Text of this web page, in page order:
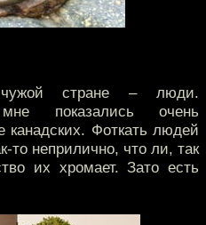
стране – люди.
показались очень
Фоткать людей
то неприлично, что ли, так
их хромает. Зато есть